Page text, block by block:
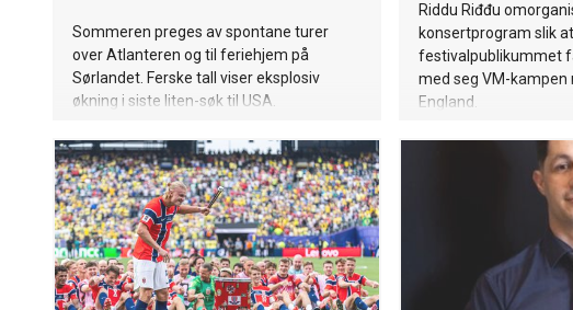
Sommeren preges av spontane turer
over Atlanteren og til feriehjem på
Sørlandet. Ferske tall viser eksplosiv
økning i siste liten-søk til USA.
Riddu Riđđu
konsertprogram slik at
festivalpublikummet
med seg VM-kampen
England.